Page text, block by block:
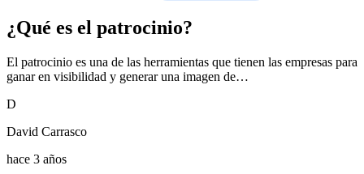
¿Qué es el patrocinio?
El patrocinio es una de las herramientas que tienen las empresas para
ganar en visibilidad y generar una imagen de…
D
David Carrasco
hace 3 años